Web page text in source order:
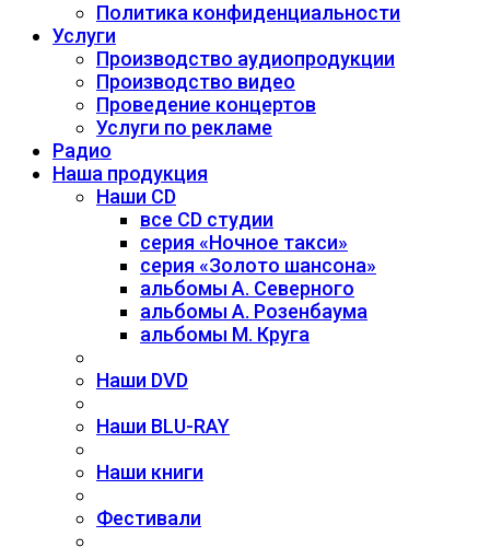
Политика конфиденциальности
Услуги
Производство аудиопродукции
Производство видео
Проведение концертов
Услуги по рекламе
Радио
Наша продукция
Наши CD
все CD студии
серия «Ночное такси»
серия «Золото шансона»
альбомы А. Северного
альбомы А. Розенбаума
альбомы М. Круга
Наши DVD
Наши BLU-RAY
Наши книги
Фестивали